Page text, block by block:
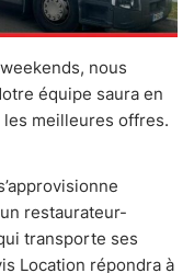
nous
équipe saura en
meilleures offres.
restaurateur-
transporte ses
Location répondra à